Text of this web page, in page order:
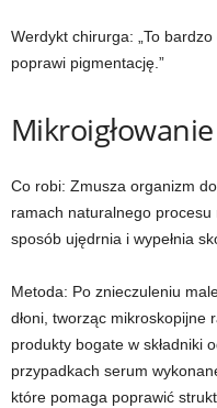
Werdykt chirurga: „To
poprawi pigmentację.”
Mikroigłowanie
Co robi: Zmusza organizm
ramach naturalnego
sposób ujędrnia i wypełnia
Metoda: Po znieczuleniu
dłoni, tworząc mikroskopijne
produkty bogate w składniki
przypadkach serum
które pomaga poprawić